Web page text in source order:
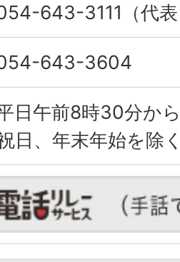
643-3111（代
643-3604
日午前8時30分か
祝日、年末年始を除